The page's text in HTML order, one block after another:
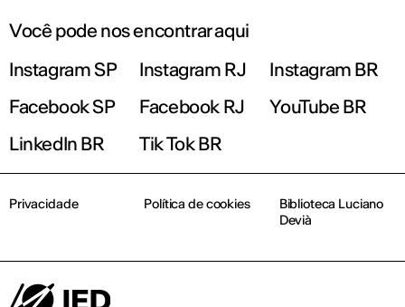
Você pode nos encontrar aqui
Instagram SP
Instagram RJ
Instagram BR
Facebook SP
Facebook RJ
YouTube BR
LinkedIn BR
Tik Tok BR
Privacidade Política de cookies
Biblioteca Luciano
Devià